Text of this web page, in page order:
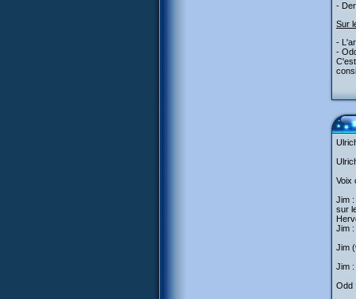
-
Sur
-
-
Voix
Jim :
sur
Jim
Jim
Jim :
Odd